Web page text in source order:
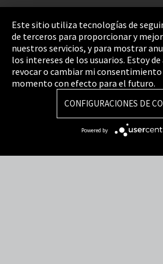
Pie de imprenta
Política de privacidad
Cookie Settings
Términos y Condiciones
Mapa del sitio
Integrity Line
Este sitio utiliza tecnologías de
de terceros para proporcionar y
nuestros servicios, y para mostrar
los intereses de los usuarios. Estoy de
revocar o cambiar mi consentimiento
momento con efecto para el futuro.
CONFIGURACIONES DE
Powered by